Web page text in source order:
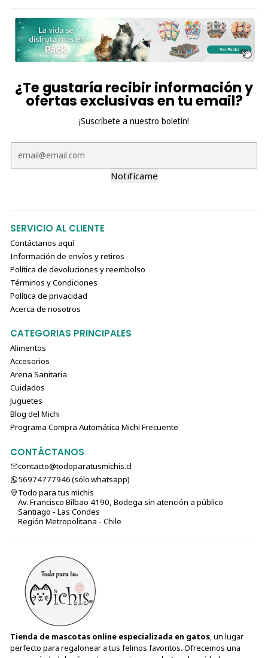
¿Te gustaría recibir información y
ofertas exclusivas en tu email?
¡Suscríbete a nuestro boletín!
Notifícame
SERVICIO AL CLIENTE
Contáctanos aquí
Información de envíos y retiros
Política de devoluciones y reembolso
Términos y Condiciones
Política de privacidad
Acerca de nosotros
CATEGORIAS PRINCIPALES
Alimentos
Accesorios
Arena Sanitaria
Cuidados
Juguetes
Blog del Michi
Programa Compra Automática Michi Frecuente
CONTÁCTANOS
contacto@todoparatusmichis.cl
56974777946 (sólo⁣⁣⁣⁣⁣​​​​​​​​​​​​​​​ whatsapp)
Todo para tus michis
Av. Francisco Bilbao 4190, Bodega sin atención a público
Santiago - Las Condes
Región Metropolitana - Chile
Tienda de mascotas online especializada en gatos, un lugar
perfecto para regalonear a tus felinos favoritos. Ofrecemos una